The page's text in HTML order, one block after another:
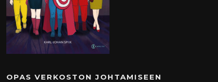
OPAS VERKOSTON JOHTAMISEEN